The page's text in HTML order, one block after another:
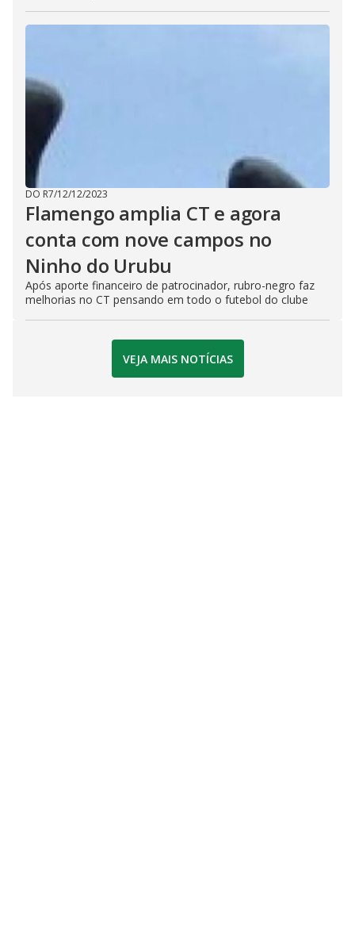
DO R7/12/12/2023
Flamengo amplia CT e agora
conta com nove campos no
Ninho do Urubu
Após aporte financeiro de patrocinador, rubro-negro faz
melhorias no CT pensando em todo o futebol do clube
VEJA MAIS NOTÍCIAS